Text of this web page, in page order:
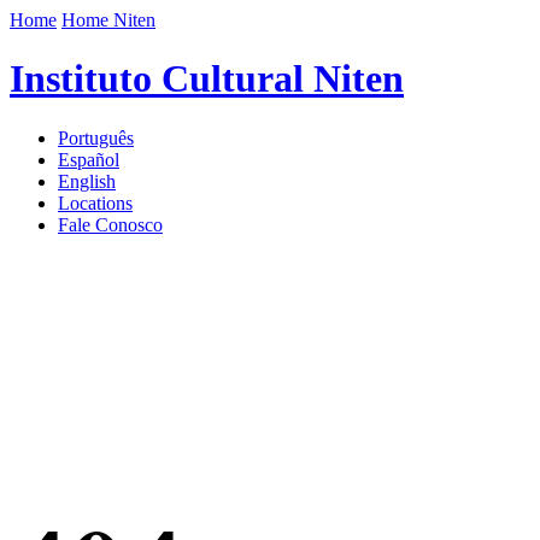
Home Home Niten
Instituto Cultural Niten
Português
Español
English
Locations
Fale Conosco